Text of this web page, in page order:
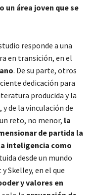
un área joven que se
responde a una
en transición, en el
. De su parte, otros
dedicación para
producida y la
de la vinculación de
reto, no menor, la
de partida la
inteligencia como
desde un mundo
Skelley, en el que
y valores en